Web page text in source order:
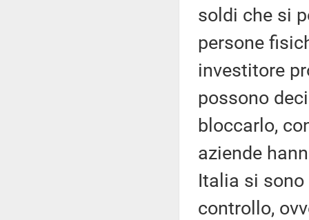
soldi che si
persone
investitore
possono
bloccarlo,
aziende
Italia si
controllo,